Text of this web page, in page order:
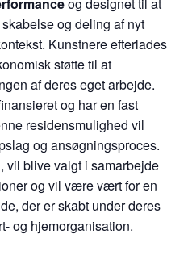
og designet til at
og deling af nyt
Kunstnere efterlades
støtte til at
af deres eget arbejde.
og har en fast
residensmulighed vil
og ansøgningsproces.
vil blive valgt i samarbejde
og vil være vært for en
der er skabt under deres
og hjemorganisation.